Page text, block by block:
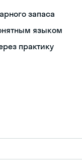
запаса
языком
практику